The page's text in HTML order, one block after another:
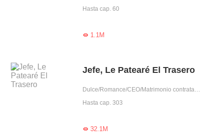
Hasta cap. 60
1.1M
Jefe, Le Patearé El Trasero
Dulce/Romance/CEO/Matrimonio contratado/Reconciliación/Encuentro inesperado/Posesivo/Dominante/Obediente
Hasta cap. 303
32.1M